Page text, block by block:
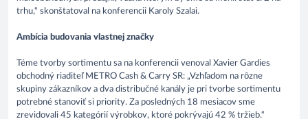
trhu,“ skonštatoval na konferencii Karoly Szalai.
Ambícia budovania vlastnej značky
Téme tvorby sortimentu sa na konferencii venoval Xavier Gardies
obchodný riaditeľ METRO Cash & Carry SR: „Vzhľadom na rôzne
skupiny zákazníkov a dva distribučné kanály je pri tvorbe sortimentu
potrebné stanoviť si priority. Za posledných 18 mesiacov sme
zrevidovali 45 kategórií výrobkov, ktoré pokrývajú 42 % tržieb.“